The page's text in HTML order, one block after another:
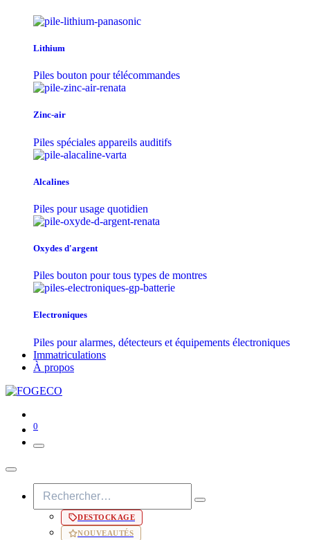
Lithium
Piles bouton pour télécommandes
Zinc-air
Piles spéciales appareils auditifs
Alcalines
Piles pour usage quotidien
Oxydes d'argent
Piles bouton pour tous types de montres
Electroniques
Piles pour alarmes, détecteurs et équipements électroniques
Immatriculations
À propos
0
DESTOCKAGE
NOUVEAUTÉS